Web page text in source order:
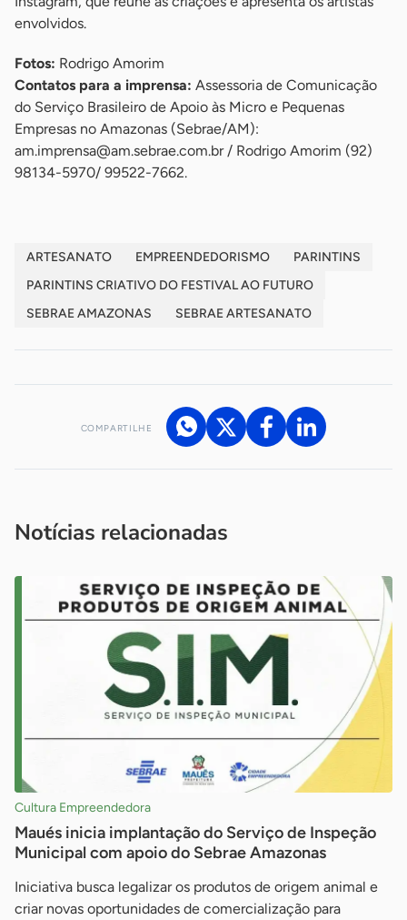
envolvidos.
Fotos: Rodrigo Amorim
Contatos para a imprensa: Assessoria de Comunicação
do Serviço Brasileiro de Apoio às Micro e Pequenas
Empresas no Amazonas (Sebrae/AM):
am.imprensa@am.sebrae.com.br/ Rodrigo Amorim (92)
98134-5970/ 99522-7662.
ARTESANATO EMPREENDEDORISMO
PARINTINS
PARINTINS CRIATIVO DO FESTIVAL AO FUTURO
SEBRAE AMAZONAS
SEBRAE ARTESANATO
COMPARTILHE
Notícias relacionadas
Cultura Empreendedora
Maués inicia implantação do Serviço de Inspeção
Municipal com apoio do Sebrae Amazonas
Iniciativa busca legalizar os produtos de origem animal e
criar novas oportunidades de comercialização para